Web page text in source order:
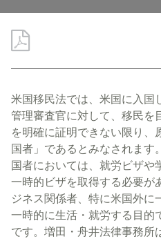
米国移民法では、米国に入国
管理審査官に対して、移民を
を明確に証明できない限り、
国者」であるとみなされます
国者においては、就労ビザや
一時的ビザを取得する必要が
ジネス関係者、特に米国外に
一時的に生活・就労する目的
です。増田・舟井法律事務所